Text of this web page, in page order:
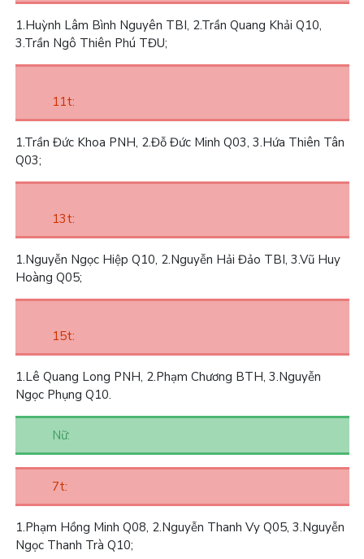
1.Huỳnh Lâm Bình Nguyên TBI, 2.Trần Quang Khải Q10,
3.Trần Ngô Thiên Phú TĐU;
11t:
1.Trần Đức Khoa PNH, 2.Đỗ Đức Minh Q03, 3.Hứa Thiên Tân
Q03;
13t:
1.Nguyễn Ngọc Hiệp Q10, 2.Nguyễn Hải Đảo TBI, 3.Vũ Huy
Hoàng Q05;
15t:
1.Lê Quang Long PNH, 2.Phạm Chương BTH, 3.Nguyễn
Ngọc Phụng Q10.
Nữ:
7t:
1.Phạm Hồng Minh Q08, 2.Nguyễn Thanh Vy Q05, 3.Nguyễn
Ngọc Thanh Trà Q10;